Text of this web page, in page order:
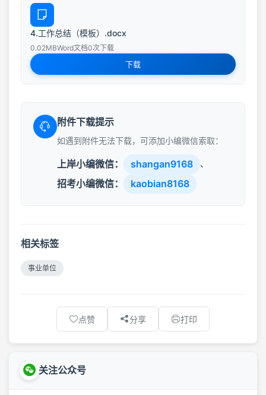
4.工作总结（模板）.docx
0.02MBWord文档0次下载
下载
附件下载提示
如遇到附件无法下载，可添加小编微信索取：
上岸小编微信： shangan9168 、
招考小编微信： kaobian8168
相关标签
事业单位
点赞 分享 打印
关注公众号